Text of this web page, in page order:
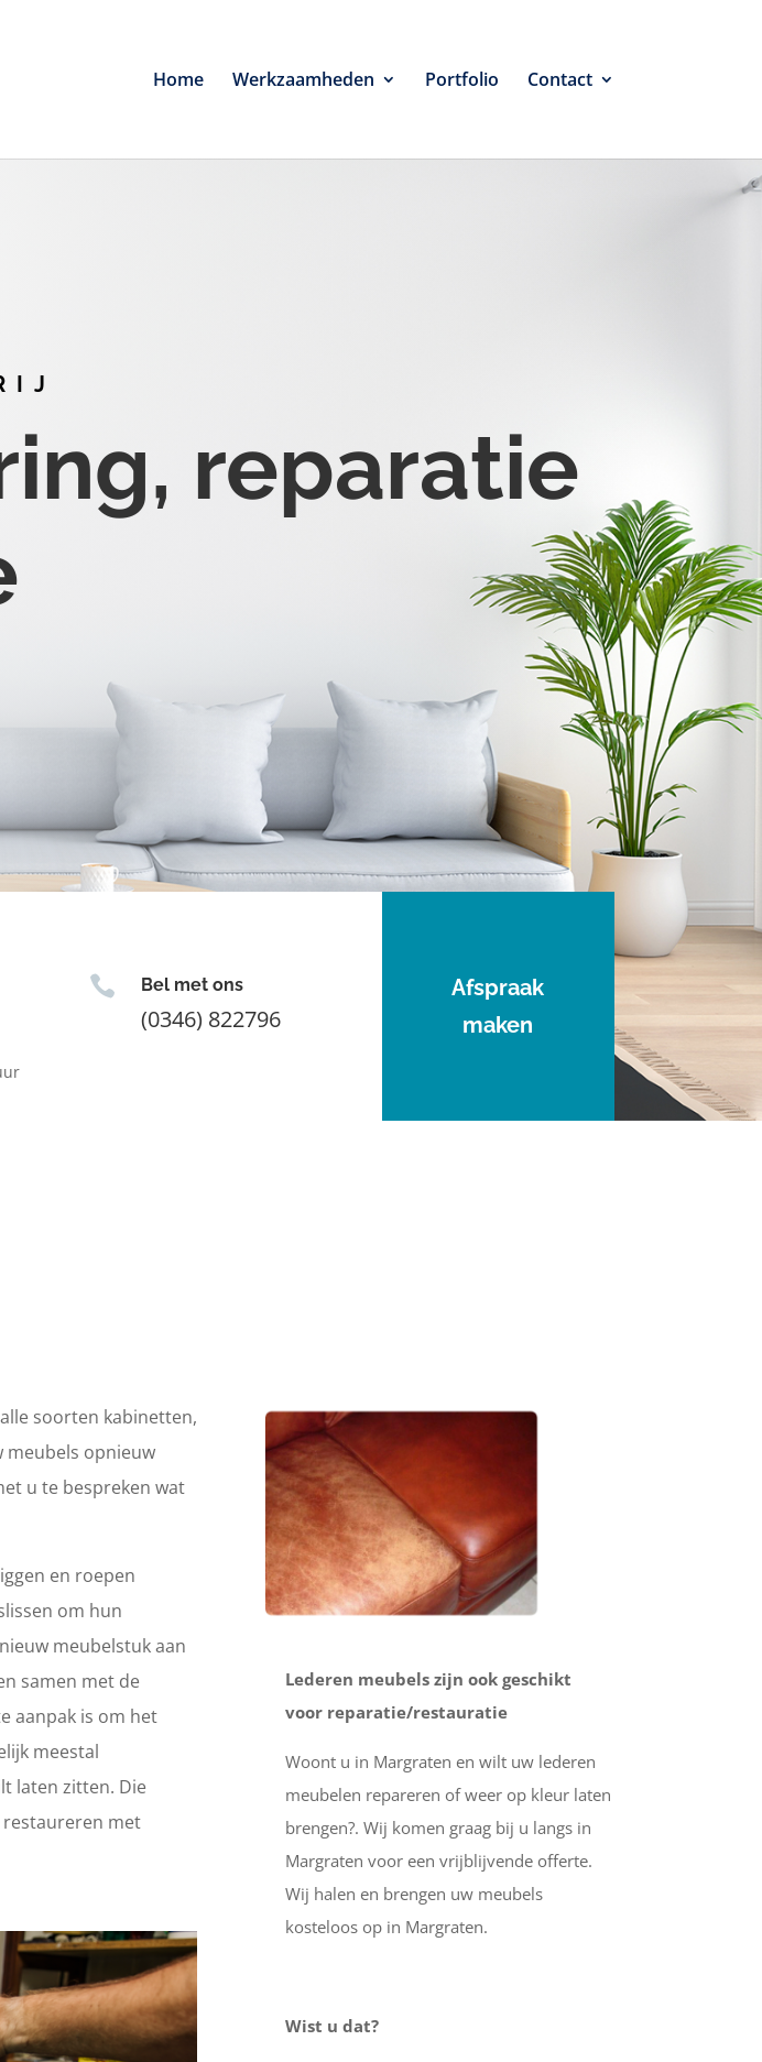
Home Werkzaamheden Portfolio Contact
reparatie
 Bel met ons
(0346) 822796
Afspraak
maken
soorten kabinetten,
meubels opnieuw
u te bespreken wat
en roepen
om hun
meubelstuk aan
samen met de
aanpak is om het
meestal
laten zitten. Die
met
Lederen meubels zijn ook geschikt
voor reparatie/restauratie
Woont u in Margraten en wilt uw lederen
meubelen repareren of weer op kleur laten
brengen?. Wij komen graag bij u langs in
Margraten voor een vrijblijvende offerte.
Wij halen en brengen uw meubels
kosteloos op in Margraten.
Wist u dat?